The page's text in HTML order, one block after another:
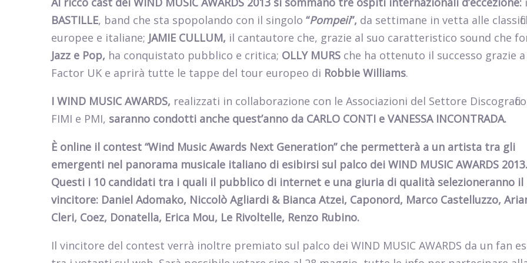
BASTILLE, band che sta spopolando con il singolo “Pompeii”, da settimane in vetta alle
europee e italiane; JAMIE CULLUM, il cantautore che, grazie al suo caratteristico sound che
Jazz e Pop, ha conquistato pubblico e critica; OLLY MURS che ha ottenuto il successo grazie a
Factor UK e aprirà tutte le tappe del tour europeo di Robbie Williams.
I WIND MUSIC AWARDS, realizzati in collaborazione con le Associazioni del Settore
FIMI e PMI, saranno condotti anche quest’anno da CARLO CONTI e VANESSA INCONTRADA.
È online il contest “Wind Music Awards Next Generation” che permetterà a un artista tra gli
emergenti nel panorama musicale italiano di esibirsi sul palco dei WIND MUSIC AWARDS 2013.
Questi i 10 candidati tra i quali il pubblico di internet e una giuria di qualità selezioneranno il
vincitore: Daniel Adomako, Niccolò Agliardi & Bianca Atzei, Caponord, Marco Castelluzzo,
Cleri, Coez, Donatella, Erica Mou, Le Rivoltelle, Renzo Rubino.
Il vincitore del contest verrà inoltre premiato sul palco dei WIND MUSIC AWARDS da un fan